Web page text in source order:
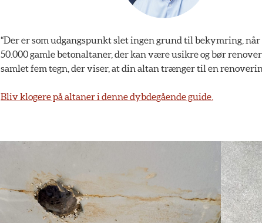
“Der er som udgangspunkt slet ingen grund til bekymring,
50.000 gamle betonaltaner, der kan være usikre og bør
samlet fem tegn, der viser, at din altan trænger til en
Bliv klogere på altaner i denne dybdegående guide.